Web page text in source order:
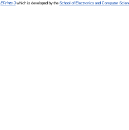
EPrints 3which is developed by the School of Electronics and Computer